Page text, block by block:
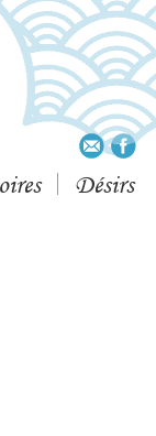
Désirs